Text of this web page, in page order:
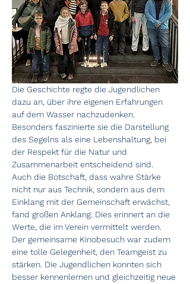
Die Geschichte regte die Jugendlichen
dazu an, über ihre eigenen Erfahrungen
auf dem Wasser nachzudenken.
Besonders faszinierte sie die Darstellung
des Segelns als eine Lebenshaltung, bei
der Respekt für die Natur und
Zusammenarbeit entscheidend sind.
Auch die Botschaft, dass wahre Stärke
nicht nur aus Technik, sondern aus dem
Einklang mit der Gemeinschaft erwächst,
fand großen Anklang. Dies erinnert an die
Werte, die im Verein vermittelt werden.
Der gemeinsame Kinobesuch war zudem
eine tolle Gelegenheit, den Teamgeist zu
stärken. Die Jugendlichen konnten sich
besser kennenlernen und gleichzeitig neue